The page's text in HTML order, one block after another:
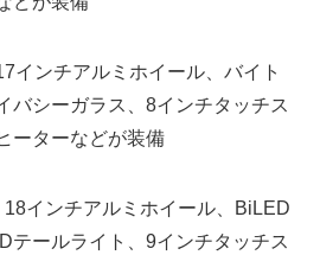
インチアルミホイール、バイト
バシーガラス、8インチタッチス
ーターなどが装備
18インチアルミホイール、BiLED
テールライト、9インチタッチス